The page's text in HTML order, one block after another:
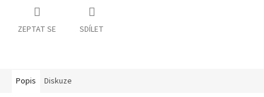
ZEPTAT SE SDÍLET
Popis Diskuze